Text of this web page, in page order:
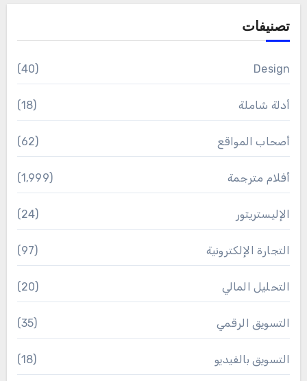
تصنيفات
Design
(40)
أدلة شاملة (18)
أصحاب المواقع (62)
أفلام مترجمة (1٬999)
الإليستريتور (24)
التجارة الإلكترونية (97)
التحليل المالي (20)
التسويق الرقمي (35)
التسويق بالفيديو (18)